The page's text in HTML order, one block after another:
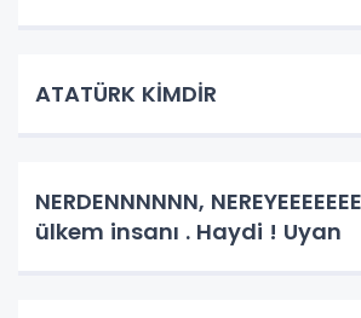
ATATÜRK KİMDİR
NERDENNNNNN, NEREYEEEEEEEE Uyan Güzel
ülkem insanı . Haydi ! Uyan